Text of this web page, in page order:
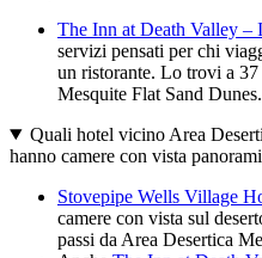
The Inn at Death Valley –
servizi pensati per chi
un ristorante. Lo trovi a
Mesquite Flat Sand Dunes.
Quali hotel vicino Area
hanno camere con vista
Stovepipe Wells Village
camere con vista sul
passi da Area Desertica